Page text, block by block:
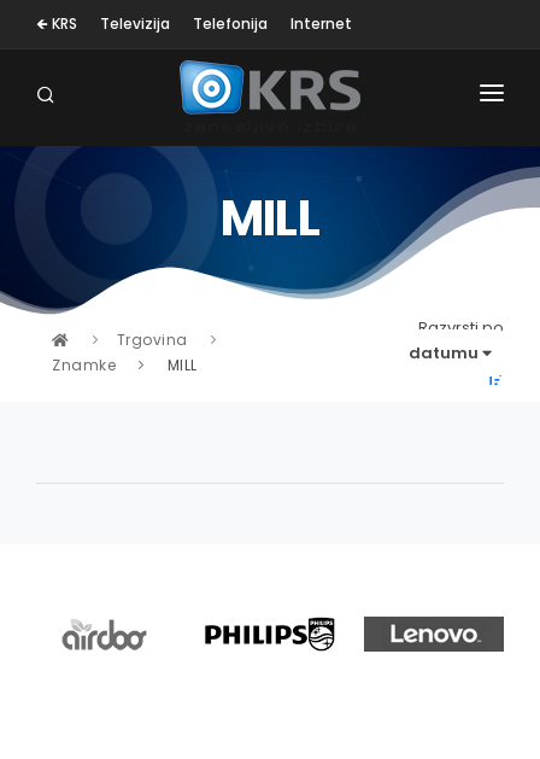
🡸 KRS Televizija Telefonija Internet
KLIMA NAPRAVE
SESALNIKI
BELA TEHNIKA
MILL
Trgovina
Znamke
MILL
Razvrsti po
datumu